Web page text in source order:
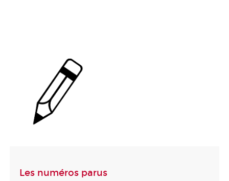
Les numéros parus